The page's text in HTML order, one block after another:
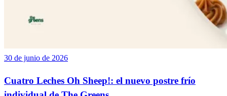
30 de junio de 2026
Cuatro Leches Oh Sheep!: el nuevo postre frío